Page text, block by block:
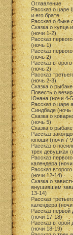
Оглавление
Рассказ о царе
и его брате
Рассказ о быке
Сказка о купце
(ночи 1-2)
Рассказ
(ночь 1)
Рассказ
(ночь 2)
Рассказ
(ночь 2)
Рассказ
(ночь 2-3)
Сказка о
Повесть о
Юнана (ночи 4-
Рассказ о царе
Синдбаде (ночь
Сказка о
(ночь 5)
Сказка о
Рассказ
юноши (ночи 7-
Рассказ о
трех девушках
Рассказ первого
календера
Рассказ
(ночи 12-14)
Сказка о
внушившем
13-14)
Рассказ
календера
Рассказ первой
(ночи 17-18)
Рассказ второй
(ночи 18-19)